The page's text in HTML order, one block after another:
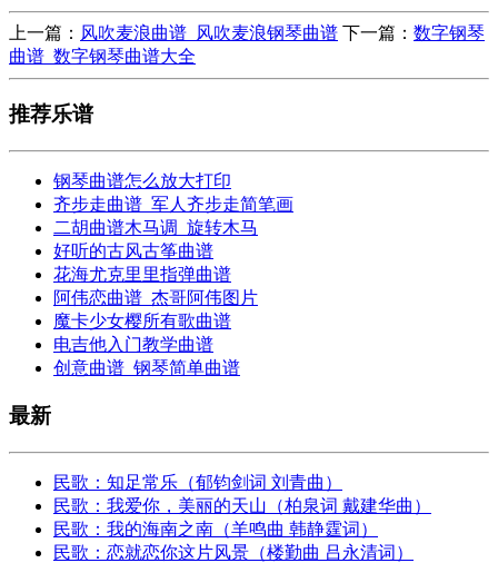
上一篇： 风吹麦浪曲谱_风吹麦浪钢琴曲谱 下一篇： 数字钢琴
曲谱_数字钢琴曲谱大全
推荐乐谱
钢琴曲谱怎么放大打印
齐步走曲谱_军人齐步走简笔画
二胡曲谱木马调_旋转木马
好听的古风古筝曲谱
花海尤克里里指弹曲谱
阿伟恋曲谱_杰哥阿伟图片
魔卡少女樱所有歌曲谱
电吉他入门教学曲谱
创意曲谱_钢琴简单曲谱
最新
民歌：知足常乐（郁钧剑词 刘青曲）
民歌：我爱你，美丽的天山（柏泉词 戴建华曲）
民歌：我的海南之南（羊鸣曲 韩静霆词）
民歌：恋就恋你这片风景（楼勤曲 吕永清词）